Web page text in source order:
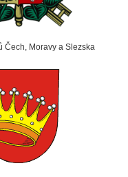
Čech, Moravy a Slezska